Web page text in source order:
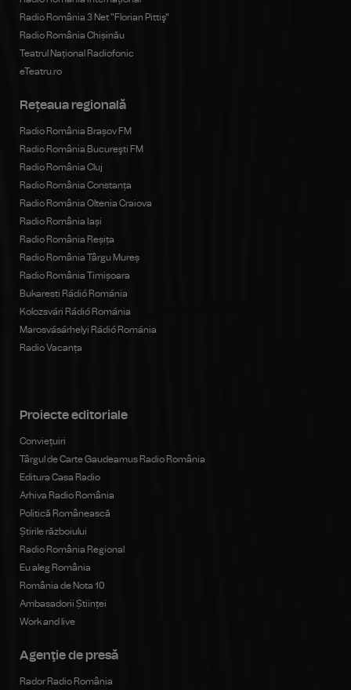
Radio România 3 Net "Florian Pittiş"
Radio România Chișinău
Teatrul Național Radiofonic
eTeatru.ro
Rețeaua regională
Radio România Brașov FM
Radio România Bucureşti FM
Radio România Cluj
Radio România Constanța
Radio România Oltenia Craiova
Radio România Iași
Radio România Reșița
Radio România Târgu Mureș
Radio România Timișoara
Bukaresti Rádió Románia
Kolozsvári Rádió Románia
Marosvásárhelyi Rádió Románia
Radio Vacanța
Proiecte editoriale
Conviețuiri
Târgul de Carte Gaudeamus Radio România
Editura Casa Radio
Arhiva Radio România
Politică Românească
Știrile războiului
Radio România Regional
Eu aleg România
România de Nota 10
Ambasadorii Științei
Work and live
Agenţie de presă
Rador Radio România